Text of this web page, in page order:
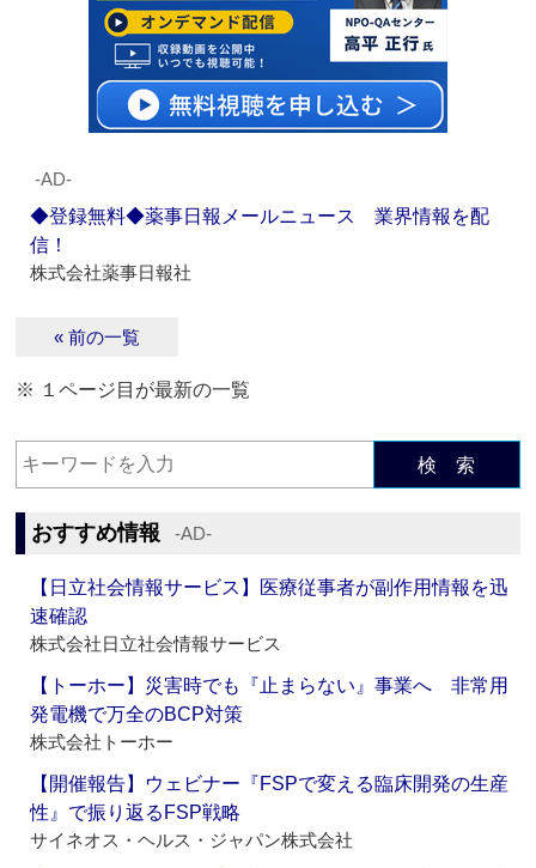
‐AD‐
◆登録無料◆薬事日報メールニュース 業界情報を配
信！
株式会社薬事日報社
« 前の一覧
※ １ページ目が最新の一覧
検 索
おすすめ情報 ‐AD‐
【日立社会情報サービス】医療従事者が副作用情報を迅
速確認
株式会社日立社会情報サービス
【トーホー】災害時でも『止まらない』事業へ 非常用
発電機で万全のBCP対策
株式会社トーホー
【開催報告】ウェビナー『FSPで変える臨床開発の生産
性』で振り返るFSP戦略
サイネオス・ヘルス・ジャパン株式会社